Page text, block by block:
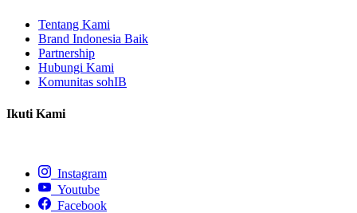
Tentang Kami
Brand Indonesia Baik
Partnership
Hubungi Kami
Komunitas sohIB
Ikuti Kami
Instagram
Youtube
Facebook